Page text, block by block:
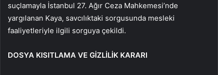
suçlamayla İstanbul 27. Ağır Ceza Mahkemesi’nde
yargılanan Kaya, savcılıktaki sorgusunda mesleki
faaliyetleriyle ilgili sorguya çekildi.
DOSYA KISITLAMA VE GİZLİLİK KARARI